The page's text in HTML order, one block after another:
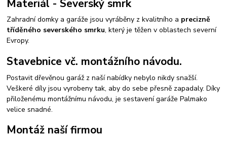
Materiál - Severský smrk
Zahradní domky a garáže jsou vyráběny z kvalitního a precizně
tříděného severského smrku, který je těžen v oblastech severní
Evropy.
Stavebnice vč. montážního návodu.
Postavit dřevěnou garáž z naší nabídky nebylo nikdy snažší.
Veškeré díly jsou vyrobeny tak, aby do sebe přesně zapadaly. Díky
přiloženému montážnímu návodu, je sestavení garáže Palmako
velice snadné.
Montáž naší firmou